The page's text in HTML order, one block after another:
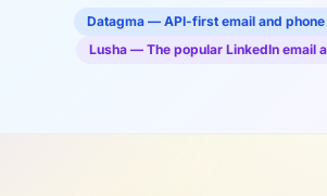
Datagma — API-first email and
Lusha — The popular LinkedIn email